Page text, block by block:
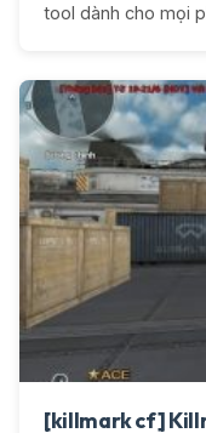
tool dành cho mọi
[killmark cf]